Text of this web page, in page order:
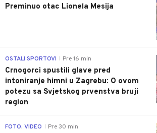
Preminuo otac Lionela Mesija
OSTALI SPORTOVI Pre 16 min
Crnogorci spustili glave pred
intoniranje himni u Zagrebu: O ovom
potezu sa Svjetskog prvenstva bruji
region
FOTO, VIDEO Pre 30 min